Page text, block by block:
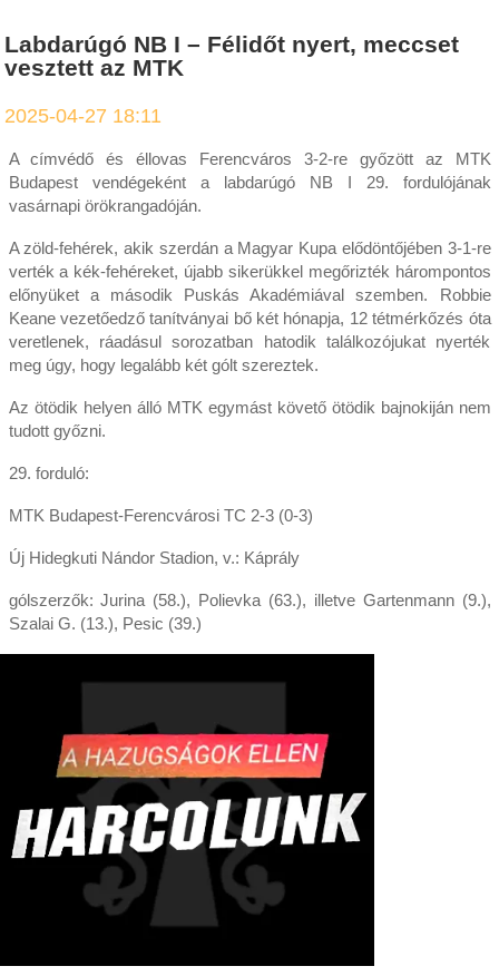
Labdarúgó NB I – Félidőt nyert, meccset
vesztett az MTK
2025-04-27 18:11
A címvédő és éllovas Ferencváros 3-2-re győzött az MTK
Budapest vendégeként a labdarúgó NB I 29. fordulójának
vasárnapi örökrangadóján.
A zöld-fehérek, akik szerdán a Magyar Kupa elődöntőjében 3-1-re
verték a kék-fehéreket, újabb sikerükkel megőrizték hárompontos
előnyüket a második Puskás Akadémiával szemben. Robbie
Keane vezetőedző tanítványai bő két hónapja, 12 tétmérkőzés óta
veretlenek, ráadásul sorozatban hatodik találkozójukat nyerték
meg úgy, hogy legalább két gólt szereztek.
Az ötödik helyen álló MTK egymást követő ötödik bajnokiján nem
tudott győzni.
29. forduló:
MTK Budapest-Ferencvárosi TC 2-3 (0-3)
Új Hidegkuti Nándor Stadion, v.: Káprály
gólszerzők: Jurina (58.), Polievka (63.), illetve Gartenmann (9.),
Szalai G. (13.), Pesic (39.)